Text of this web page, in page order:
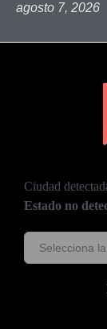
agosto 7, 2026
Ciudad
Estado no